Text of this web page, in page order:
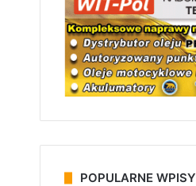
POPULARNE WPISY